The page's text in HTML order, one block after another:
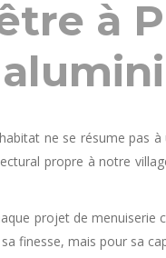
à
ne se résume pas
propre à notre
projet de menuiserie
finesse, mais pour sa